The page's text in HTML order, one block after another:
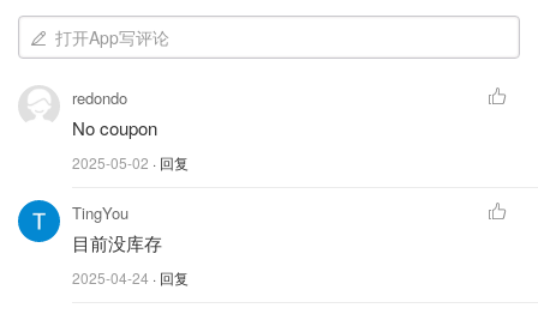
打开App写评论
redondo
No coupon
2025-05-02 · 回复
TingYou
目前没库存
2025-04-24 · 回复